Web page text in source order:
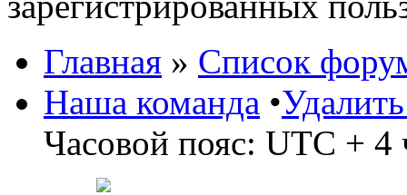
Главная » Список
Наша команда •
Часовой пояс: UTC + 4